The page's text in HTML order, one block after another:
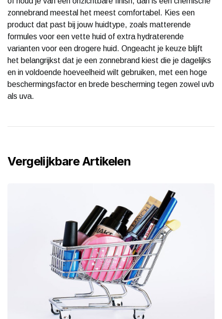
zonnebrand meestal het meest comfortabel. Kies een
product dat past bij jouw huidtype, zoals matterende
formules voor een vette huid of extra hydraterende
varianten voor een drogere huid. Ongeacht je keuze blijft
het belangrijkst dat je een zonnebrand kiest die je dagelijks
en in voldoende hoeveelheid wilt gebruiken, met een hoge
beschermingsfactor en brede bescherming tegen zowel uvb
als uva.
Vergelijkbare Artikelen